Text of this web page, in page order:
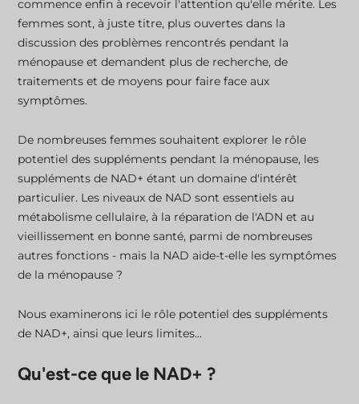
commence enfin à recevoir l'attention qu'elle mérite. Les
femmes sont, à juste titre, plus ouvertes dans la
discussion des problèmes rencontrés pendant la
ménopause et demandent plus de recherche, de
traitements et de moyens pour faire face aux
symptômes.
De nombreuses femmes souhaitent explorer le rôle
potentiel des suppléments pendant la ménopause, les
suppléments de NAD+ étant un domaine d'intérêt
particulier. Les niveaux de NAD sont essentiels au
métabolisme cellulaire, à la réparation de l'ADN et au
vieillissement en bonne santé, parmi de nombreuses
autres fonctions - mais la NAD aide-t-elle les symptômes
de la ménopause ?
Nous examinerons ici le rôle potentiel des suppléments
de NAD+, ainsi que leurs limites...
Qu'est-ce que le NAD+ ?